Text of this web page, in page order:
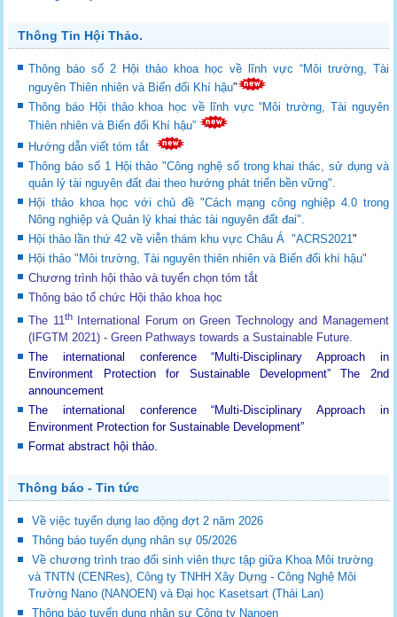
Thông Tin Hội Thảo.
Thông báo số 2 Hội thảo khoa học về lĩnh vực “Môi trường, Tài
nguyên Thiên nhiên và Biến đổi Khí hậu"
Thông báo Hội thảo khoa học về lĩnh vực “Môi trường, Tài nguyên
Thiên nhiên và Biến đổi Khí hậu”
Hướng dẫn viết tóm tắt
Thông báo số 1 Hội thảo "Công nghệ số trong khai thác, sử dụng và
quản lý tài nguyên đất đai theo hướng phát triển bền vững".
Hội thảo khoa học với chủ đề "Cách mạng công nghiệp 4.0 trong
Nông nghiệp và Quản lý khai thác tài nguyên đất đai".
Hội thảo lần thứ 42 về viễn thám khu vực Châu Á "ACRS2021"
Hội thảo "Môi trường, Tài nguyên thiên nhiên và Biến đổi khí hậu"
Chương trình hội thảo và tuyển chọn tóm tắt
Thông báo tổ chức Hội thảo khoa học
The 11thInternational Forum on Green Technology and Management
(IFGTM 2021) - Green Pathways towards a Sustainable Future.
The international conference “Multi-Disciplinary Approach in
Environment Protection for Sustainable Development”The 2nd
announcement
The international conference “Multi-Disciplinary Approach in
Environment Protection for Sustainable Development”
Format abstract hội thảo.
Thông báo - Tin tức
Về việc tuyển dụng lao động đợt 2 năm 2026
Thông báo tuyển dụng nhân sự 05/2026
Về chương trình trao đổi sinh viên thực tập giữa Khoa Môi trường
và TNTN (CENRes), Công ty TNHH Xây Dựng - Công Nghệ Môi
Trường Nano (NANOEN) và Đại học Kasetsart (Thái Lan)
Thông báo tuyển dụng nhận sự Công ty Nanoen